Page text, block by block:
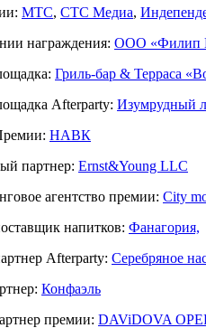
МТС, СТС Медиа,
награждения: ООО «Филип
Гриль-бар & Терраса
Afterparty: Изумрудный
НАВК
партнер: Ernst&Young LLC
агентство премии: City
напитков: Фанагория,
Afterparty: Серебряное
Конфаэль
премии: DAViDOVA